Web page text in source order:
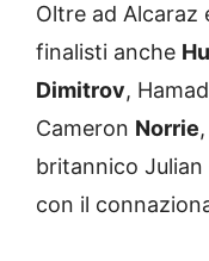
Oltre ad Alcaraz
finalisti anche
Dimitrov, Hamad
Cameron Norrie
britannico Julian
con il